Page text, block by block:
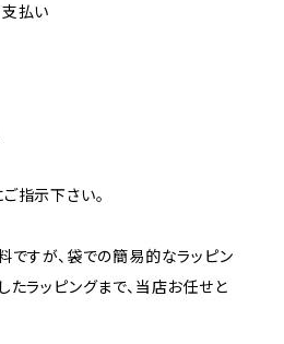
払い
指示下さい。
ですが、袋での簡易的なラッピン
たラッピングまで、当店お任せと